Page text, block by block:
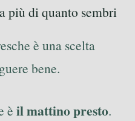
più di quanto sembri
è una scelta
bene.
è il mattino presto.